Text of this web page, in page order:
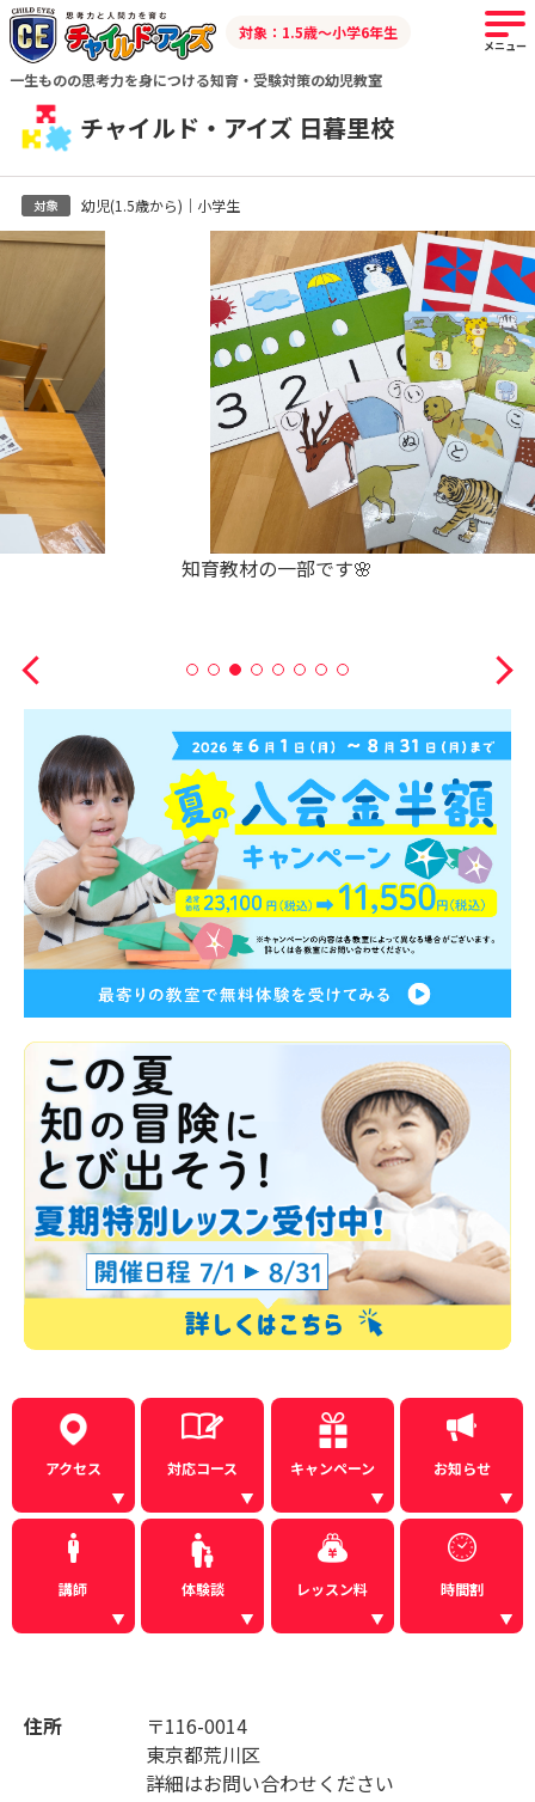
一生ものの思考力を身につける知育・受験対策の幼児教室
対象：1.5歳～小学6年生
メニュー
チャイルド・アイズ 日暮里校
幼児(1.5歳から)｜小学生
知育教材の一部です🌸
アクセス 対応コース キャンペーン お知らせ
講師 体験談 レッスン料 時間割
住所
〒116-0014
東京都荒川区
詳細はお問い合わせください